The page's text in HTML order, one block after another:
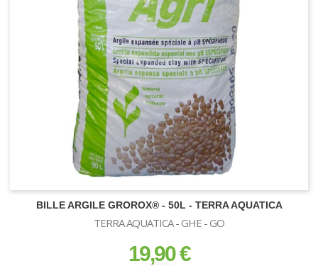
BILLE ARGILE GROROX® - 50L - TERRA AQUATICA
TERRA AQUATICA - GHE - GO
prix
19,90 €